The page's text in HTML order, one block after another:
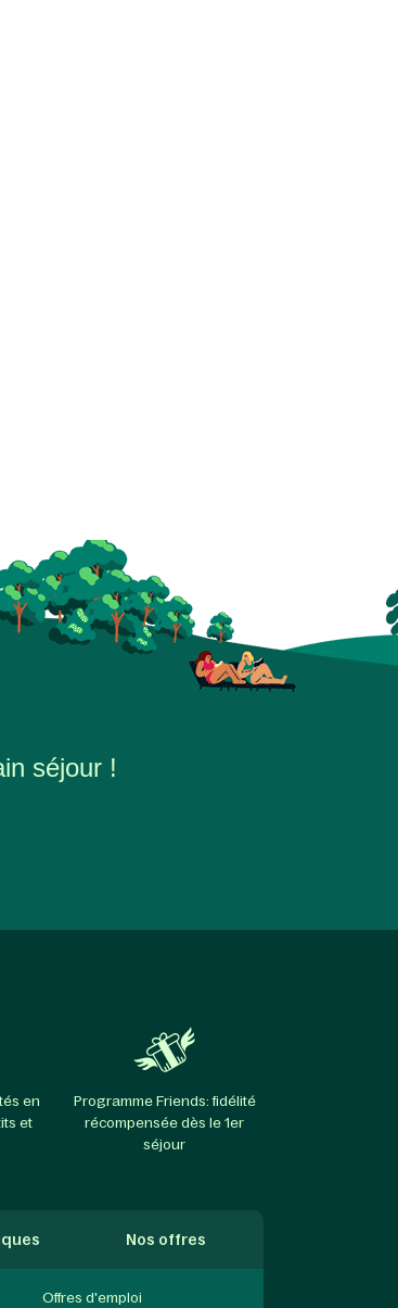
séjour !
en
et
Programme Friends: fidélité
récompensée dès le 1er
séjour
Nos offres
Offres d'emploi